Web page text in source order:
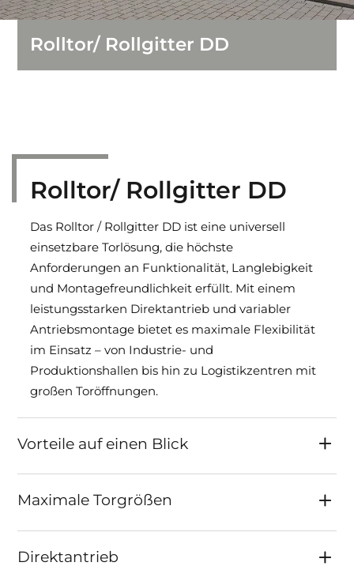
Feuerschutz-Schiebetore
Brandschutzvorhänge
Falttore und Schiebetore
Rolltor/ Rollgitter DD
Rolltor/ Rollgitter DD
Das Rolltor / Rollgitter DD ist eine universell
einsetzbare Torlösung, die höchste
Anforderungen an Funktionalität, Langlebigkeit
und Montagefreundlichkeit erfüllt. Mit einem
leistungsstarken Direktantrieb und variabler
Antriebsmontage bietet es maximale Flexibilität
im Einsatz – von Industrie- und
Produktionshallen bis hin zu Logistikzentren mit
großen Toröffnungen.
Vorteile auf einen Blick
Maximale Torgrößen
Direktantrieb